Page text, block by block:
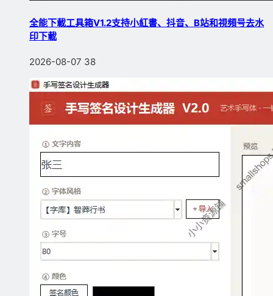
全能下載工具箱V1.2支持小紅書、抖音、B站和視頻号去水
印下載
2026-08-07 38